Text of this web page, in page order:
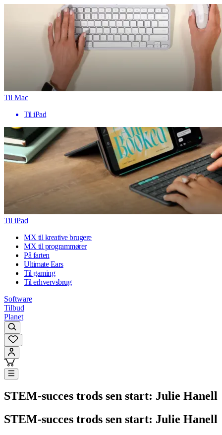
Til Mac
Til iPad
Til iPad
MX til kreative brugere
MX til programmører
På farten
Ultimate Ears
Til gaming
Til erhvervsbrug
Software
Tilbud
Planet
STEM-succes trods sen start: Julie Hanell
STEM-succes trods sen start: Julie Hanell